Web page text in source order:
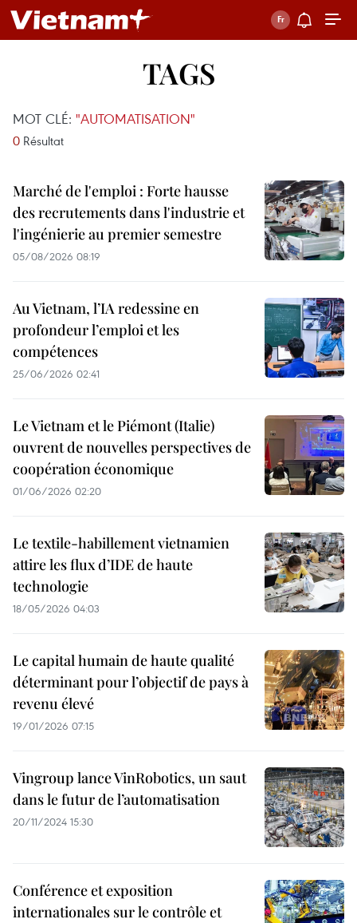
TAGS
MOT CLÉ: "AUTOMATISATION"
0 Résultat
Marché de l'emploi : Forte hausse
des recrutements dans l'industrie et
l'ingénierie au premier semestre
05/08/2026 08:19
Au Vietnam, l’IA redessine en
profondeur l’emploi et les
compétences
25/06/2026 02:41
Le Vietnam et le Piémont (Italie)
ouvrent de nouvelles perspectives de
coopération économique
01/06/2026 02:20
Le textile-habillement vietnamien
attire les flux d’IDE de haute
technologie
18/05/2026 04:03
Le capital humain de haute qualité
déterminant pour l’objectif de pays à
revenu élevé
19/01/2026 07:15
Vingroup lance VinRobotics, un saut
dans le futur de l’automatisation
20/11/2024 15:30
Conférence et exposition
internationales sur le contrôle et